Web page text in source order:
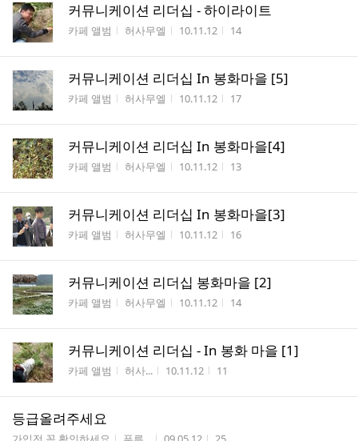
커뮤니케이션 리더십 - 하이라이트
게시판명
카페 앨범 작성자
허사무엘 작성시간
10.11.12 조회수
14
커뮤니케이션 리더십 In 봉화마을 [5]
게시판명
카페 앨범 작성자
허사무엘 작성시간
10.11.12 조회수
17
커뮤니케이션 리더십 In 봉화마을[4]
게시판명
카페 앨범 작성자
허사무엘 작성시간
10.11.12 조회수
13
커뮤니케이션 리더십 In 봉화마을[3]
게시판명
카페 앨범 작성자
허사무엘 작성시간
10.11.12 조회수
16
커뮤니케이션 리더십 봉화마을 [2]
게시판명
카페 앨범 작성자
허사무엘 작성시간
10.11.12 조회수
14
커뮤니케이션 리더십 - In 봉화 마을 [1]
게시판명
카페 앨범 작성자
허사... 작성시간
10.11.12 조회수
11
등급올려주세요
게시판명 작성자 작성시간 조회수